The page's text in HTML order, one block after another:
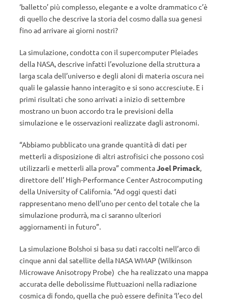
‘balletto’ più complesso, elegante e a volte drammatico c’è
di quello che descrive la storia del cosmo dalla sua genesi
fino ad arrivare ai giorni nostri?
La simulazione, condotta con il supercomputer Pleiades
della NASA, descrive infatti l’evoluzione della struttura a
larga scala dell’universo e degli aloni di materia oscura nei
quali le galassie hanno interagito e si sono accresciute. E i
primi risultati che sono arrivati a inizio di settembre
mostrano un buon accordo tra le previsioni della
simulazione e le osservazioni realizzate dagli astronomi.
“Abbiamo pubblicato una grande quantità di dati per
metterli a disposizione di altri astrofisici che possono così
utilizzarli e metterli alla prova” commentaJoel Primack,
direttore dell’ High-Performance Center Astrocomputing
della University of California. “Ad oggi questi dati
rappresentano meno dell’uno per cento del totale che la
simulazione produrrà, ma ci saranno ulteriori
aggiornamenti in futuro”.
La simulazione Bolshoi si basa su dati raccolti nell’arco di
cinque anni dal satellite della NASA WMAP (Wilkinson
Microwave Anisotropy Probe) che ha realizzato una mappa
accurata delle debolissime fluttuazioni nella radiazione
cosmica di fondo, quella che può essere definita ‘l’eco del